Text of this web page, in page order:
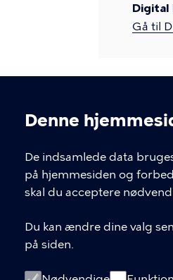
Denne
De indsamlede data
på hjemmesiden og
skal du acceptere
Du kan ændre dine valg
på siden.
Digital
Gå til
Kontakt
T
33 66 33
CVR-